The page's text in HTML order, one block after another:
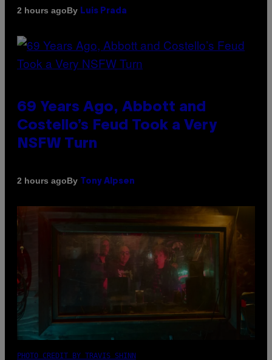
2 hours agoBy Luis Prada
69 Years Ago, Abbott and
Costello’s Feud Took a Very
NSFW Turn
2 hours agoBy Tony Alpsen
PHOTO CREDIT BY TRAVIS SHINN